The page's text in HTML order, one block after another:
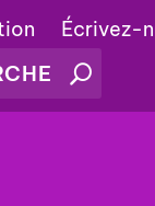
Écrivez-